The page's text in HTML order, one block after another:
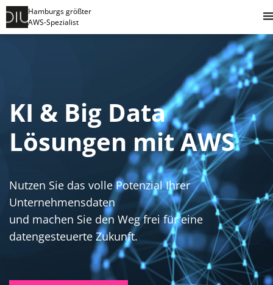
Hamburgs größter
AWS-Spezialist
KI & Big Data
Lösungen mit AWS
Nutzen Sie das volle Potenzial Ihrer
Unternehmensdaten
und machen Sie den Weg frei für eine
datengesteuerte Zukunft.